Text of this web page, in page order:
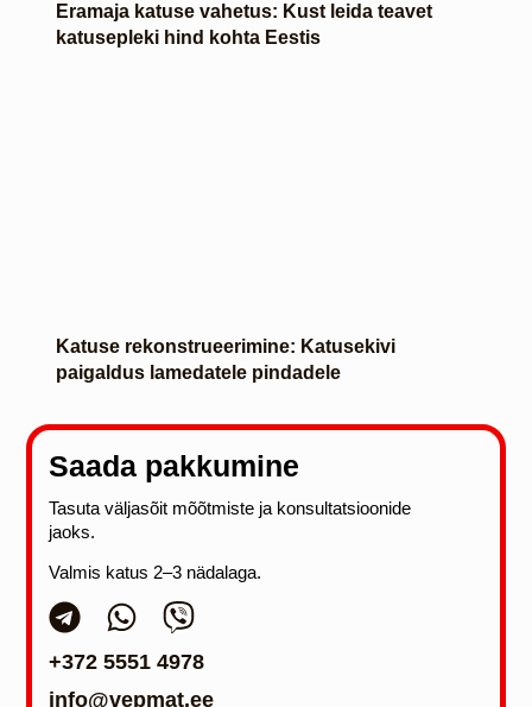
Eramaja katuse vahetus: Kust leida teavet
katusepleki hind kohta Eestis
Katuse rekonstrueerimine: Katusekivi
paigaldus lamedatele pindadele
Saada pakkumine
Tasuta väljasõit mõõtmiste ja konsultatsioonide
jaoks.
Valmis katus 2–3 nädalaga.
+372 5551 4978
info@vepmat.ee